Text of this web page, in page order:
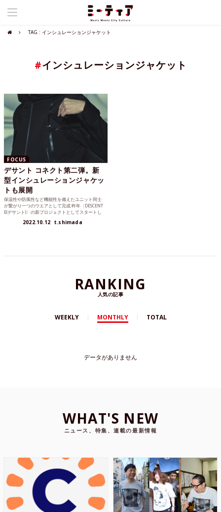
TAG : インシュレーションジャケット
#インシュレーションジャケット
FOCUS
デサント コネクト第二弾。新
型インシュレーションジャケッ
トも展開
保温性や防風性など機能性を備えたユニット同士
が繋がり一つのウエアとして完成 昨年〈DESCENT
E(デサント)〉の新プロジェクトとしてスタートし
2022.10.12 t.shimada
RANKING
人気の記事
WEEKLY MONTHLY TOTAL
データがありません
WHAT'S NEW
ニュース、特集、連載の最新情報